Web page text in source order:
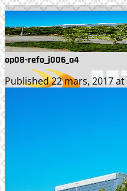
Skip
to
content
op08-refo_j006_a4
Published22 mars, 2017at